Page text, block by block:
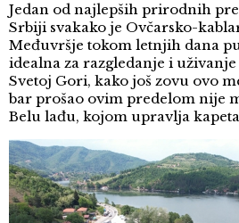
Jedan od najlepših prirodnih
Srbiji svakako je Ovčarsko-
Međuvršje tokom letnjih dana
idealna za razgledanje i
Svetoj Gori, kako još zovu ovo
bar prošao ovim predelom nije
Belu lađu, kojom upravlja